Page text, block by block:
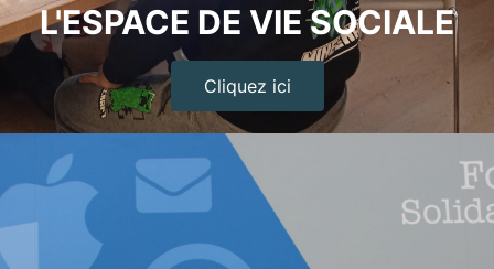
L'ESPACE DE VIE SOCIALE
Cliquez ici